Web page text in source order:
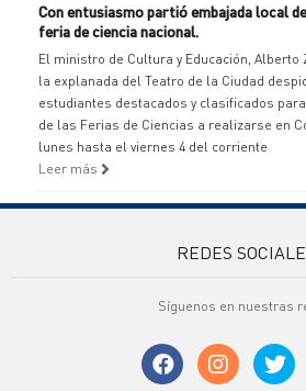
Con entusiasmo partió embajada local
feria de ciencia nacional.
El ministro de Cultura y Educación, Alberto
la explanada del Teatro de la Ciudad
estudiantes destacados y clasificados
de las Ferias de Ciencias a realizarse en
lunes hasta el viernes 4 del corriente
Leer más
REDES
Síguenos en nuestras